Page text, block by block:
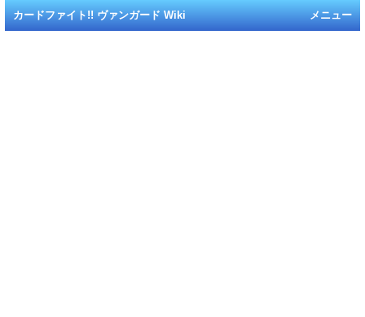
メニュー
カードファイト!! ヴァンガード Wiki